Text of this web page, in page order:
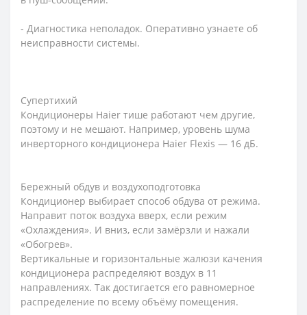
- Диагностика неполадок. Оперативно узнаете об
неисправности системы.
Супертихий
Кондиционеры Haier тише работают чем другие,
поэтому и не мешают. Например, уровень шума
инверторного кондиционера Haier Flexis — 16 дБ.
Бережный обдув и воздухоподготовка
Кондиционер выбирает способ обдува от режима.
Направит поток воздуха вверх, если режим
«Охлаждения». И вниз, если замёрзли и нажали
«Обогрев».
Вертикальные и горизонтальные жалюзи качения
кондиционера распределяют воздух в 11
направлениях. Так достигается его равномерное
распределение по всему объёму помещения.